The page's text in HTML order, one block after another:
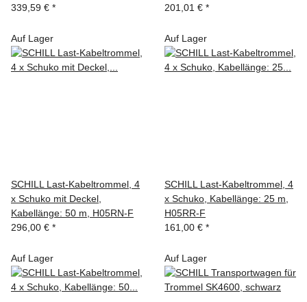
339,59 € *
201,01 € *
Auf Lager
SCHILL Last-Kabeltrommel, 4
x Schuko mit Deckel,
Kabellänge: 50 m, H05RN-F
296,00 € *
Auf Lager
SCHILL Last-Kabeltrommel, 4
x Schuko, Kabellänge: 25 m,
H05RR-F
161,00 € *
Auf Lager Auf Lager